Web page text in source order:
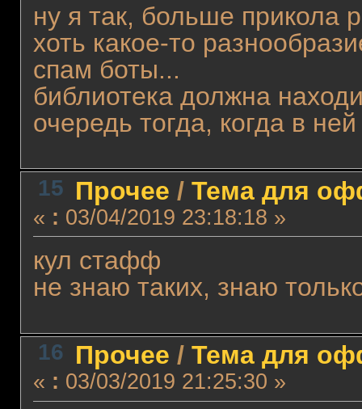
ну я так, больше прикола
хоть какое-то
спам боты...
библиотека должна
очередь тогда, когда в
15 Прочее / Тема для
« : 03/04/2019 23:18:18 »
кул стафф
не знаю таких, знаю
16 Прочее / Тема для
« : 03/03/2019 21:25:30 »